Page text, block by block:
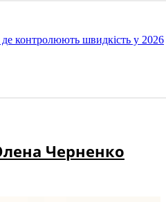
контролюють швидкість у 2026
Черненко